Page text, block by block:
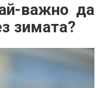
важно да
зимата?